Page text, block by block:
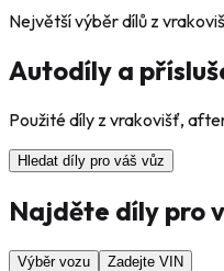
Největší výběr dílů z
Autodíly a
Použité díly z vrakovišť,
Hledat díly pro váš vůz
Najděte díly pro
Výběr vozu Zadejte VIN